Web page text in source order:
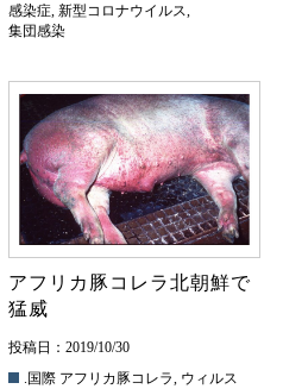
感染症, 新型コロナウイルス,
集団感染
アフリカ豚コレラ北朝鮮で
猛威
投稿日：2019/10/30
.国際 アフリカ豚コレラ, ウィルス